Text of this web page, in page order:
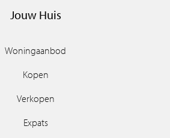
Jouw Huis
Woningaanbod
Kopen
Verkopen
Expats